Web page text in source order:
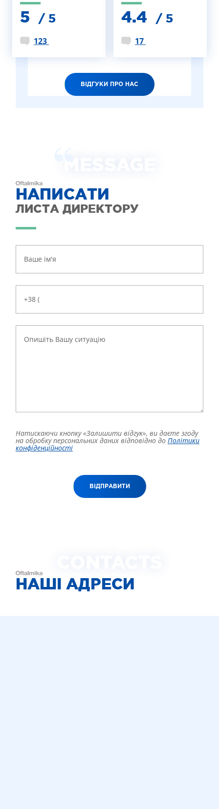
5 / 5
123
4.4 / 5
17
ВІДГУКИ ПРО НАС
НАПИСАТИ
ЛИСТА ДИРЕКТОРУ
Натискаючи кнопку «Залишити відгук», ви даєте згоду
на обробку персональних даних відповідно до Політики
конфіденційності
ВІДПРАВИТИ
НАШІ АДРЕСИ